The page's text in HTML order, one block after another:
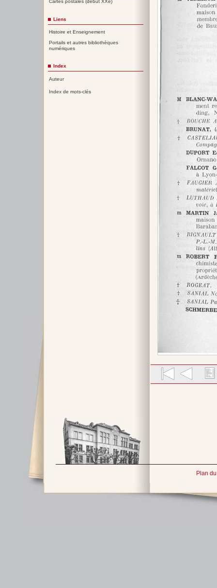
Cartes postales (début XXe)
Liens
Histoire et Enseignement
Portails et autres bibliothèques
numériques
Index
Auteur
Index de mots-clés
Plan